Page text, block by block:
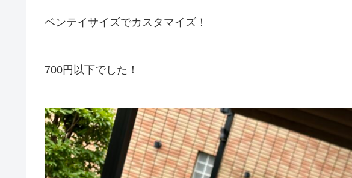
ベンテイサイズでカスタマイズ！
700円以下でした！